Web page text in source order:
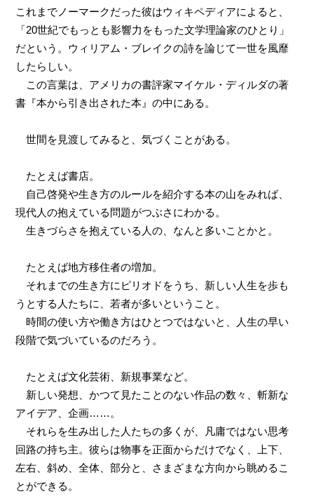
これまでノーマークだった彼はウィキペディアによると、
「20世紀でもっとも影響力をもった文学理論家のひとり」
だという。ウィリアム・ブレイクの詩を論じて一世を風靡
したらしい。
この言葉は、アメリカの書評家マイケル・ディルダの著
書『本から引き出された本』の中にある。
世間を見渡してみると、気づくことがある。
たとえば書店。
自己啓発や生き方のルールを紹介する本の山をみれば、
現代人の抱えている問題がつぶさにわかる。
生きづらさを抱えている人の、なんと多いことかと。
たとえば地方移住者の増加。
それまでの生き方にピリオドをうち、新しい人生を歩も
うとする人たちに、若者が多いということ。
時間の使い方や働き方はひとつではないと、人生の早い
段階で気づいているのだろう。
たとえば文化芸術、新規事業など。
新しい発想、かつて見たことのない作品の数々、斬新な
アイデア、企画……。
それらを生み出した人たちの多くが、凡庸ではない思考
回路の持ち主。彼らは物事を正面からだけでなく、上下、
左右、斜め、全体、部分と、さまざまな方向から眺めるこ
とができる。